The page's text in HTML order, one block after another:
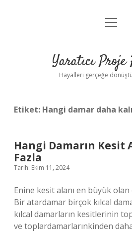
Anasayfa
Yasal Uyarı
menüyü
Yaratıcı Proje
Hayalleri gerçeğe
Etiket: Hangi damar daha
Hangi Damarın Kesit
Fazla
Tarih: Ekim 11, 2024
Enine kesit alanı en büyük
Bir atardamar birçok kılcal
kılcal damarların kesitlerinin
ve toplardamarlarınkinden